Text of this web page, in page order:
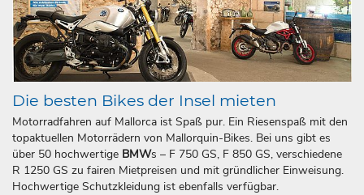
Die besten Bikes der Insel mieten
Motorradfahren auf Mallorca ist Spaß pur. Ein Riesenspaß mit den
topaktuellen Motorrädern von Mallorquin-Bikes. Bei uns gibt es
über 50 hochwertige BMWs – F 750 GS, F 850 GS, verschiedene
R 1250 GS zu fairen Mietpreisen und mit gründlicher Einweisung.
Hochwertige Schutzkleidung ist ebenfalls verfügbar.